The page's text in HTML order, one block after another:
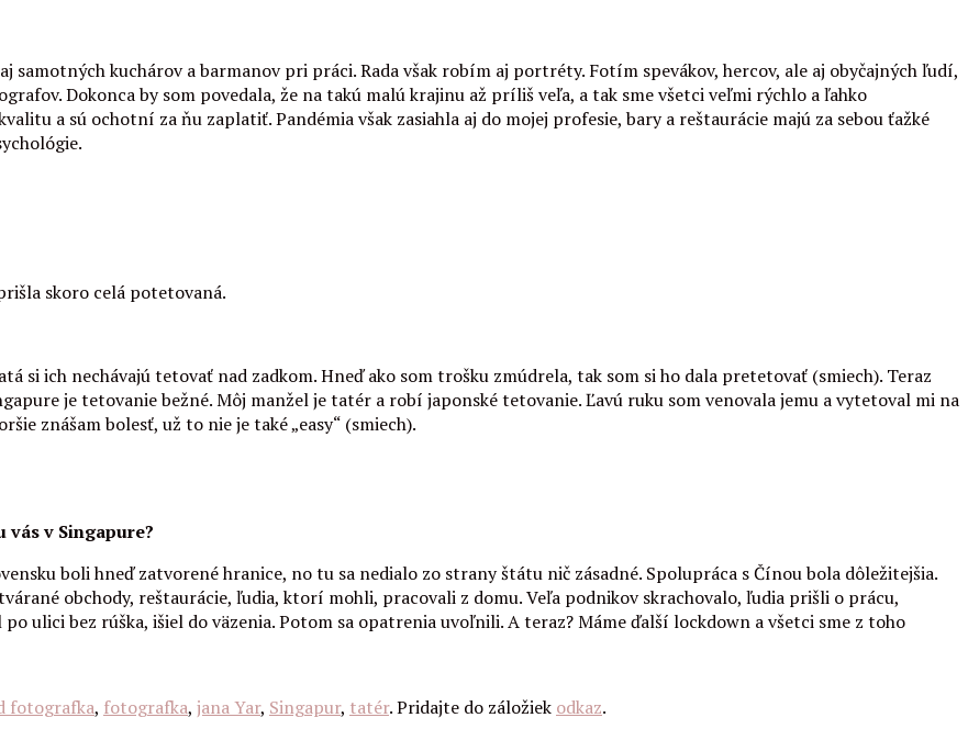
kuchárov a barmanov pri práci. Rada však robím aj portréty. Fotím spevákov, hercov, ale aj obyčajných ľudí,
Dokonca by som povedala, že na takú malú krajinu až príliš veľa, a tak sme všetci veľmi rýchlo a ľahko
a sú ochotní za ňu zaplatiť. Pandémia však zasiahla aj do mojej profesie, bary a reštaurácie majú za sebou ťažké
skoro celá potetovaná.
si ich nechávajú tetovať nad zadkom. Hneď ako som trošku zmúdrela, tak som si ho dala pretetovať (smiech). Teraz
je tetovanie bežné. Môj manžel je tatér a robí japonské tetovanie. Ľavú ruku som venovala jemu a vytetoval mi na
znášam bolesť, už to nie je také „easy“ (smiech).
vás v Singapure?
boli hneď zatvorené hranice, no tu sa nedialo zo strany štátu nič zásadné. Spolupráca s Čínou bola dôležitejšia.
obchody, reštaurácie, ľudia, ktorí mohli, pracovali z domu. Veľa podnikov skrachovalo, ľudia prišli o prácu,
ulici bez rúška, išiel do väzenia. Potom sa opatrenia uvoľnili. A teraz? Máme ďalší lockdown a všetci sme z toho
fotografka, fotografka, jana Yar, Singapur, tatér. Pridajte do záložiek odkaz.